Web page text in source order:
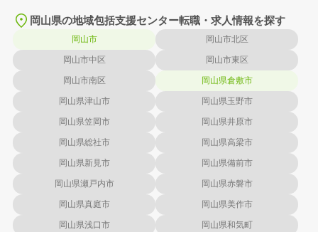
岡山県の地域包括支援センター転職・求人情報を探す
岡山市 岡山市北区
岡山市中区 岡山市東区
岡山市南区 岡山県倉敷市
岡山県津山市 岡山県玉野市
岡山県笠岡市 岡山県井原市
岡山県総社市 岡山県高梁市
岡山県新見市 岡山県備前市
岡山県瀬戸内市 岡山県赤磐市
岡山県真庭市 岡山県美作市
岡山県浅口市 岡山県和気町